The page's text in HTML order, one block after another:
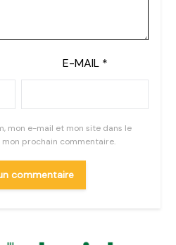
E-MAIL *
mon e-mail et mon site dans le
prochain commentaire.